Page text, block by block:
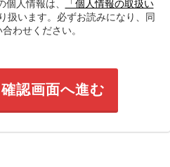
人情報は、
「個人情報の取扱い
扱います。必ずお読みになり、同
わせください。
認画面へ進む